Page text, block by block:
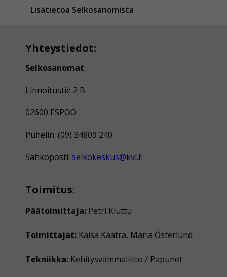
Lisätietoa Selkosanomista
Yhteystiedot:
Selkosanomat
Linnoitustie 2 B
02600 ESPOO
Puhelin: (09) 34809 240
Sähköposti: selkokeskus@kvl.fi
Toimitus:
Päätoimittaja: Petri Kiuttu
Toimittajat: Kaisa Kaatra, Maria Österlund
Tekniikka: Kehitysvammaliitto / Papunet